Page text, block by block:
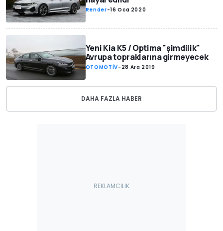
Render-16 Oca 2020
Yeni Kia K5 / Optima "şimdilik"
Avrupa topraklarına girmeyecek
OTOMOTİV- 28 Ara 2019
DAHA FAZLA HABER